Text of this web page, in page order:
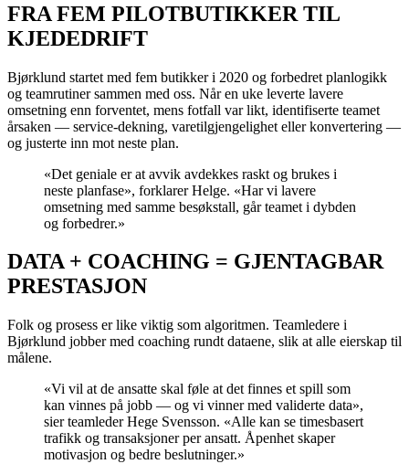
FRA FEM PILOTBUTIKKER TIL
KJEDEDRIFT
Bjørklund startet med fem butikker i 2020 og forbedret planlogikk
og teamrutiner sammen med oss. Når en uke leverte lavere
omsetning enn forventet, mens fotfall var likt, identifiserte teamet
årsaken — service-dekning, varetilgjengelighet eller konvertering —
og justerte inn mot neste plan.
«Det geniale er at avvik avdekkes raskt og brukes i
neste planfase», forklarer Helge. «Har vi lavere
omsetning med samme besøkstall, går teamet i dybden
og forbedrer.»
DATA + COACHING = GJENTAGBAR
PRESTASJON
Folk og prosess er like viktig som algoritmen. Teamledere i
Bjørklund jobber med coaching rundt dataene, slik at alle eierskap til
målene.
«Vi vil at de ansatte skal føle at det finnes et spill som
kan vinnes på jobb — og vi vinner med validerte data»,
sier teamleder Hege Svensson. «Alle kan se timesbasert
trafikk og transaksjoner per ansatt. Åpenhet skaper
motivasjon og bedre beslutninger.»